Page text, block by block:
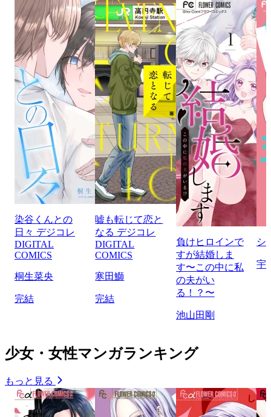
染谷くんとの
日々 デジコレ
DIGITAL
COMICS
桐生菜央
完結
嘘も転じて恋と
なる デジコレ
DIGITAL
COMICS
寒田鰤
完結
負けヒロインで
すが結婚しま
す〜この中に私
の夫がい
る！？〜
池山田剛
シ
宇
少女・女性マンガランキング
もっと見る